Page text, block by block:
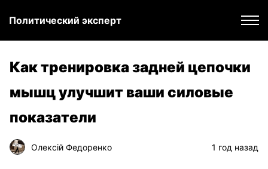
Политический эксперт
Как тренировка задней цепочки
мышц улучшит ваши силовые
показатели
Олексій Федоренко 1 год назад